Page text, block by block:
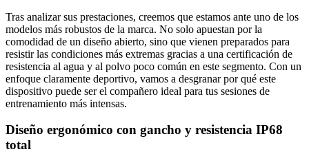
Tras analizar sus prestaciones, creemos que estamos ante uno de los
modelos más robustos de la marca. No solo apuestan por la
comodidad de un diseño abierto, sino que vienen preparados para
resistir las condiciones más extremas gracias a una certificación de
resistencia al agua y al polvo poco común en este segmento. Con un
enfoque claramente deportivo, vamos a desgranar por qué este
dispositivo puede ser el compañero ideal para tus sesiones de
entrenamiento más intensas.
Diseño ergonómico con gancho y resistencia IP68
total